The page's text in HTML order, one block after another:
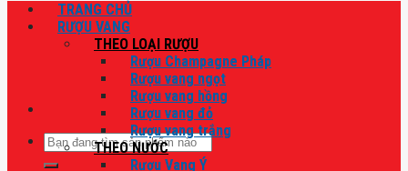
Tìm
kiếm:
TRANG CHỦ
RƯỢU VANG
THEO LOẠI RƯỢU
Rượu Champagne Pháp
Rượu vang ngọt
Rượu vang hồng
Rượu vang đỏ
Rượu vang trắng
THEO NƯỚC
Rượu Vang Ý